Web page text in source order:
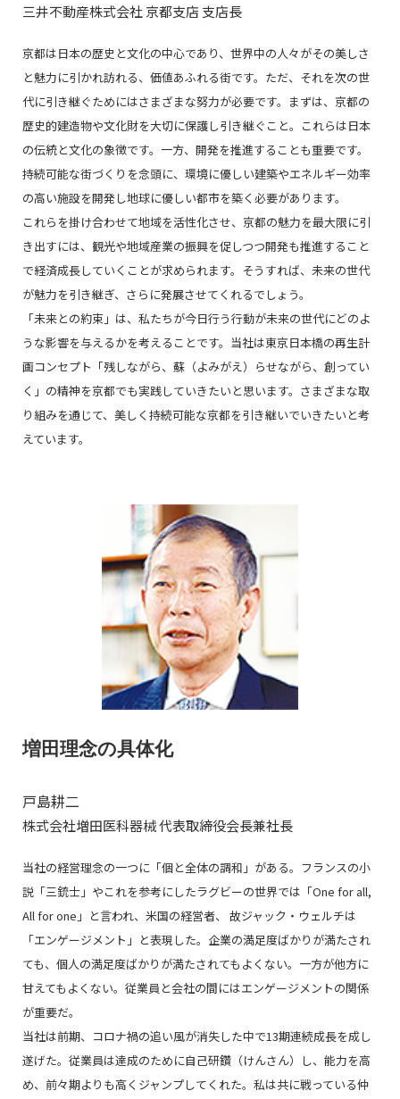
三井不動産株式会社 京都支店 支店長
京都は日本の歴史と文化の中心であり、世界中の人々がその美しさ
と魅力に引かれ訪れる、価値あふれる街です。ただ、それを次の世
代に引き継ぐためにはさまざまな努力が必要です。まずは、京都の
歴史的建造物や文化財を大切に保護し引き継ぐこと。これらは日本
の伝統と文化の象徴です。一方、開発を推進することも重要です。
持続可能な街づくりを念頭に、環境に優しい建築やエネルギー効率
の高い施設を開発し地球に優しい都市を築く必要があります。
これらを掛け合わせて地域を活性化させ、京都の魅力を最大限に引
き出すには、観光や地域産業の振興を促しつつ開発も推進すること
で経済成長していくことが求められます。そうすれば、未来の世代
が魅力を引き継ぎ、さらに発展させてくれるでしょう。
「未来との約束」は、私たちが今日行う行動が未来の世代にどのよ
うな影響を与えるかを考えることです。当社は東京日本橋の再生計
画コンセプト「残しながら、蘇（よみがえ）らせながら、創ってい
く」の精神を京都でも実践していきたいと思います。さまざまな取
り組みを通じて、美しく持続可能な京都を引き継いでいきたいと考
えています。
増田理念の具体化
戸島耕二
株式会社増田医科器械 代表取締役会長兼社長
当社の経営理念の一つに「個と全体の調和」がある。フランスの小
説「三銃士」やこれを参考にしたラグビーの世界では「One for all,
All for one」と言われ、米国の経営者、 故ジャック・ウェルチは
「エンゲージメント」と表現した。企業の満足度ばかりが満たされ
ても、個人の満足度ばかりが満たされてもよくない。一方が他方に
甘えてもよくない。従業員と会社の間にはエンゲージメントの関係
が重要だ。
当社は前期、コロナ禍の追い風が消失した中で13期連続成長を成し
遂げた。従業員は達成のために自己研鑽（けんさん）し、能力を高
め、前々期よりも高くジャンプしてくれた。私は共に戦っている仲